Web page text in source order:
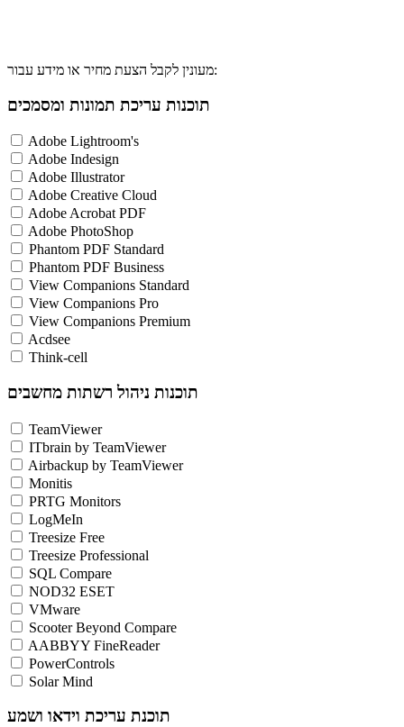
מעונין לקבל הצעת מחיר או מידע עבור:
תוכנות עריכת תמונות ומסמכים
Adobe Lightroom's
Adobe Indesign
Adobe Illustrator
Adobe Creative Cloud
Adobe Acrobat PDF
Adobe PhotoShop
Phantom PDF Standard
Phantom PDF Business
View Companions Standard
View Companions Pro
View Companions Premium
Acdsee
Think-cell
תוכנות ניהול רשתות מחשבים
TeamViewer
ITbrain by TeamViewer
Airbackup by TeamViewer
Monitis
PRTG Monitors
LogMeIn
Treesize Free
Treesize Professional
SQL Compare
NOD32 ESET
VMware
Scooter Beyond Compare
AABBYY FineReader
PowerControls
Solar Mind
תוכנת עריכת וידאו ושמע